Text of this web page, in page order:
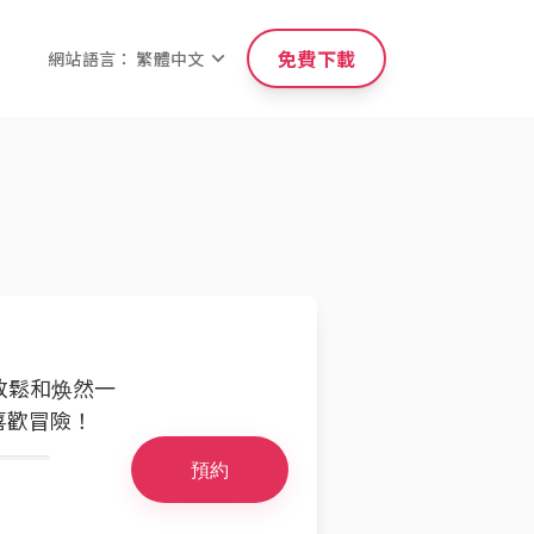
網站語言： 繁體中文 免費下載
鬆和焕然一
冒險！
預約